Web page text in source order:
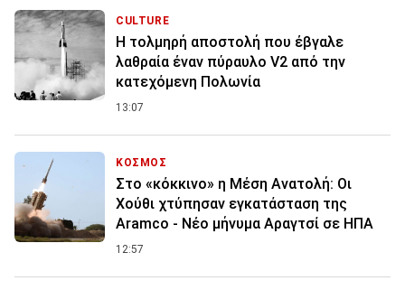
CULTURE
Η τολμηρή αποστολή που έβγαλε
λαθραία έναν πύραυλο V2 από την
κατεχόμενη Πολωνία
13:07
ΚΟΣΜΟΣ
Στο «κόκκινο» η Μέση Ανατολή: Οι
Χούθι χτύπησαν εγκατάσταση της
Aramco - Νέο μήνυμα Αραγτσί σε ΗΠΑ
12:57